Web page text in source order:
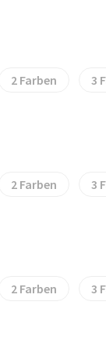
2 3
2 3
2 3